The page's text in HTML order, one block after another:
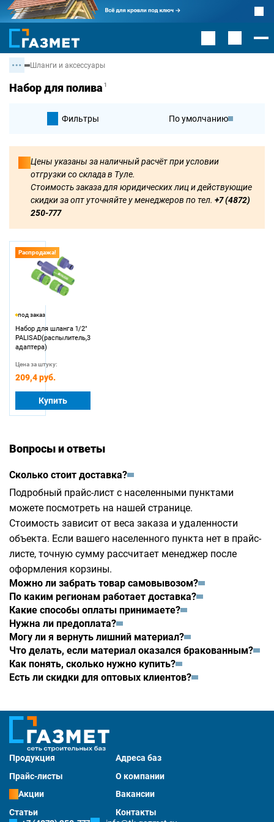
Шланги и аксессуары
Набор для полива 1
По умолчанию
По цене
Фильтры
Цены указаны за наличный расчёт при условии
отгрузки со склада в Туле.
Стоимость заказа для юридических лиц и действующие
скидки за опт уточняйте у менеджеров по тел. +7 (4872)
250-777
Распродажа!
под заказ
Набор для шланга 1/2"
PALISAD(распылитель,3
адаптера)
Цена за штуку:
209,4 руб.
Купить
Вопросы и ответы
Сколько стоит доставка?
Подробный прайс-лист с населенными пунктами
можете посмотреть на нашей странице.
Стоимость зависит от веса заказа и удаленности
объекта. Если вашего населенного пункта нет в прайс-
листе, точную сумму рассчитает менеджер после
оформления корзины.
Можно ли забрать товар самовывозом?
По каким регионам работает доставка?
Какие способы оплаты принимаете?
Нужна ли предоплата?
Могу ли я вернуть лишний материал?
Что делать, если материал оказался бракованным?
Как понять, сколько нужно купить?
Есть ли скидки для оптовых клиентов?
Продукция
Адреса баз
Прайс-листы
О компании
Акции
Вакансии
Статьи
Контакты